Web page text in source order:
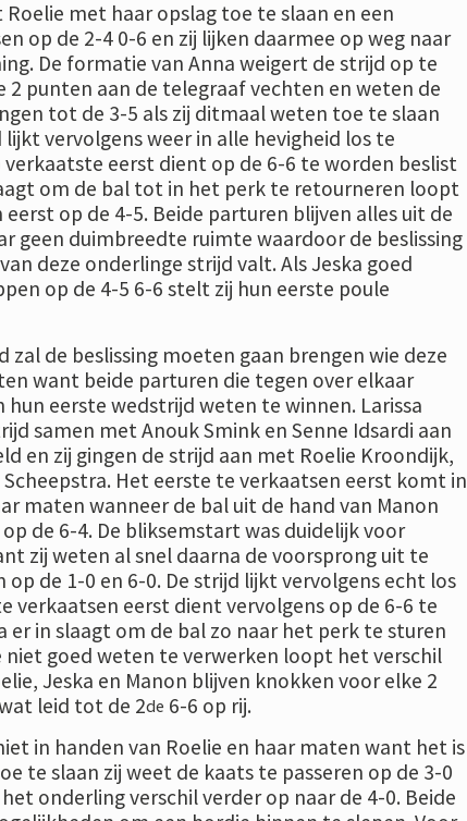
met haar opslag toe te slaan en een
op de 2-4 0-6 en zij lijken daarmee op weg naar
De formatie van Anna weigert de strijd op te
2 punten aan de telegraaf vechten en weten de
tot de 3-5 als zij ditmaal weten toe te slaan
lijkt vervolgens weer in alle hevigheid los te
eerst dient op de 6-6 te worden beslist
om de bal tot in het perk te retourneren loopt
op de 4-5. Beide parturen blijven alles uit de
geen duimbreedte ruimte waardoor de beslissing
deze onderlinge strijd valt. Als Jeska goed
op de 4-5 6-6 stelt zij hun eerste poule
zal de beslissing moeten gaan brengen wie deze
want beide parturen die tegen over elkaar
eerste wedstrijd weten te winnen. Larissa
samen met Anouk Smink en Senne Idsardi aan
en zij gingen de strijd aan met Roelie Kroondijk,
Het eerste te verkaatsen eerst komt in
maten wanneer de bal uit de hand van Manon
de 6-4. De bliksemstart was duidelijk voor
zij weten al snel daarna de voorsprong uit te
de 1-0 en 6-0. De strijd lijkt vervolgens echt los
verkaatsen eerst dient vervolgens op de 6-6 te
er in slaagt om de bal zo naar het perk te sturen
niet goed weten te verwerken loopt het verschil
Jeska en Manon blijven knokken voor elke 2
leid tot de 2de 6-6 op rij.
in handen van Roelie en haar maten want het is
te slaan zij weet de kaats te passeren op de 3-0
onderling verschil verder op naar de 4-0. Beide